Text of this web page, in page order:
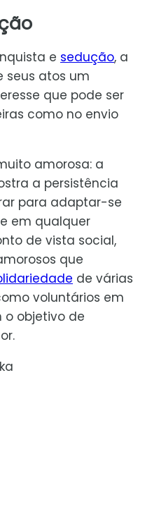
e sedução, a
seus atos um
que pode ser
como no envio
amorosa: a
a persistência
para adaptar-se
em qualquer
de vista social,
que
de várias
voluntários em
o objetivo de